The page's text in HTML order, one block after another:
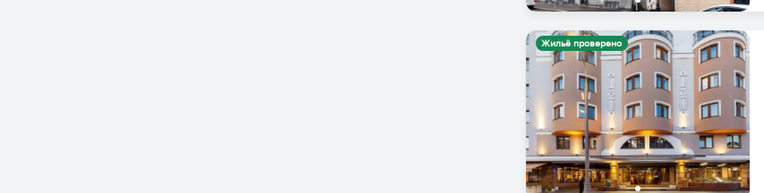
Жильё проверено